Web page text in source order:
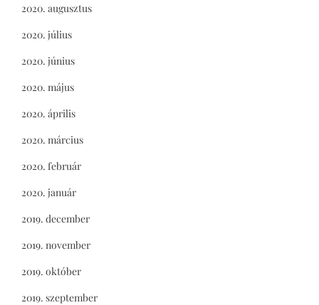
2020. augusztus
2020. július
2020. június
2020. május
2020. április
2020. március
2020. február
2020. január
2019. december
2019. november
2019. október
2019. szeptember